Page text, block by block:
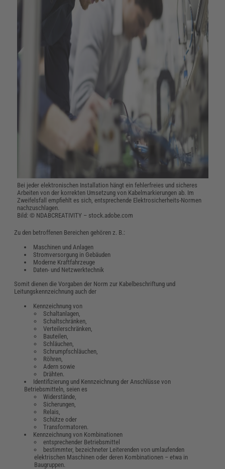
Bei jeder elektronischen Installation hängt ein fehlerfreies und sicheres
Arbeiten von der korrekten Umsetzung von Kabelmarkierungen ab. Im
Zweifelsfall empfiehlt es sich, entsprechende Elektrosicherheits-Normen
nachzuschlagen.
Bild: © NDABCREATIVITY – stock.adobe.com
Zu den betroffenen Bereichen gehören z. B.:
Maschinen und Anlagen
Stromversorgung in Gebäuden
Moderne Kraftfahrzeuge
Daten- und Netzwerktechnik
Somit dienen die Vorgaben der Norm zur Kabelbeschriftung und
Leitungskennzeichnung auch der
Kennzeichnung von
Schaltanlagen,
Schaltschränken,
Verteilerschränken,
Bauteilen,
Schläuchen,
Schrumpfschläuchen,
Röhren,
Adern sowie
Drähten.
Identifizierung und Kennzeichnung der Anschlüsse von
Betriebsmitteln, seien es
Widerstände,
Sicherungen,
Relais,
Schütze oder
Transformatoren.
Kennzeichnung von Kombinationen
entsprechender Betriebsmittel
bestimmter, bezeichneter Leiterenden von umlaufenden
elektrischen Maschinen oder deren Kombinationen – etwa in
Baugruppen.